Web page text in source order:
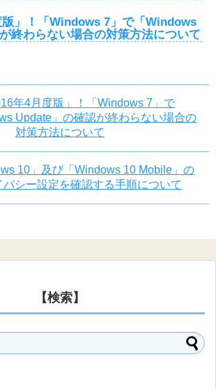
版」！「Windows 7」で「Windows
終わらない場合の対策方法について
年4月度版」！「Windows 7」で
Update」の確認が終わらない場合の
対策方法について
10」及び「Windows 10 Mobile」の
バシー設定を確認する手順について
【検索】